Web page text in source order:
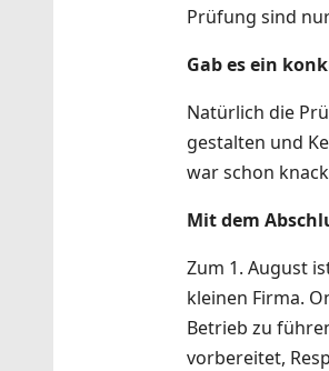
Prüfung sind
Gab es ein
Natürlich die
gestalten und
war schon
Mit dem
Zum 1. August
kleinen Firma.
Betrieb zu
vorbereitet,